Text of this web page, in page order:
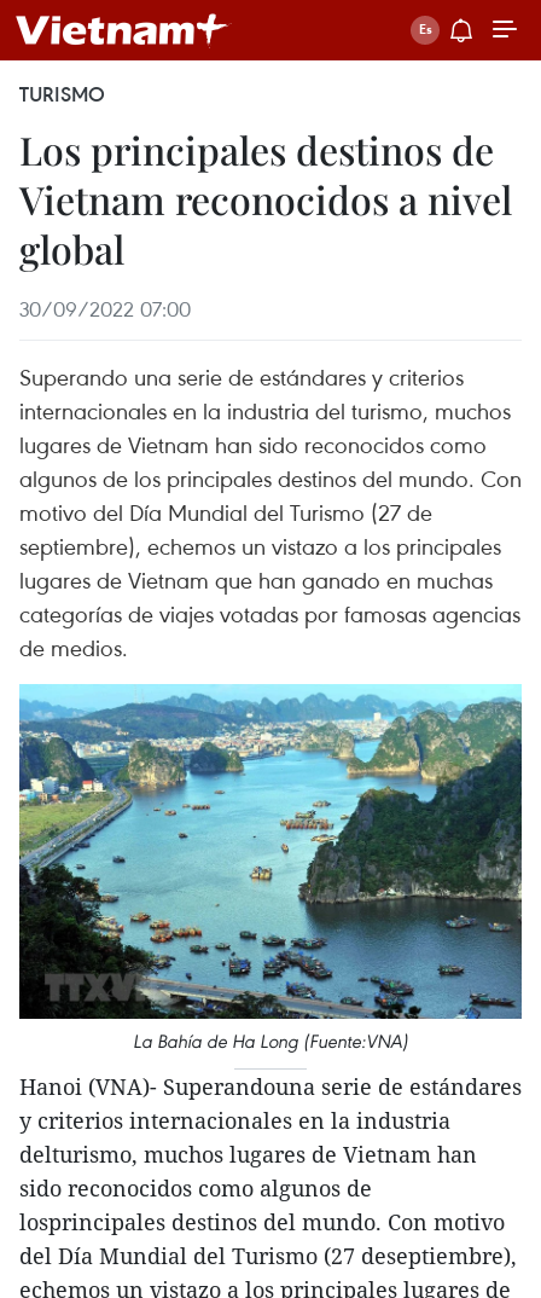
TURISMO
Los principales destinos de
Vietnam reconocidos a nivel
global
30/09/2022 07:00
Superando una serie de estándares y criterios
internacionales en la industria del turismo, muchos
lugares de Vietnam han sido reconocidos como
algunos de los principales destinos del mundo. Con
motivo del Día Mundial del Turismo (27 de
septiembre), echemos un vistazo a los principales
lugares de Vietnam que han ganado en muchas
categorías de viajes votadas por famosas agencias
de medios.
La Bahía de Ha Long (Fuente:VNA)
Hanoi (VNA)- Superandouna serie de estándares
y criterios internacionales en la industria
delturismo, muchos lugares de Vietnam han
sido reconocidos como algunos de
losprincipales destinos del mundo. Con motivo
del Día Mundial del Turismo (27 deseptiembre),
echemos un vistazo a los principales lugares de